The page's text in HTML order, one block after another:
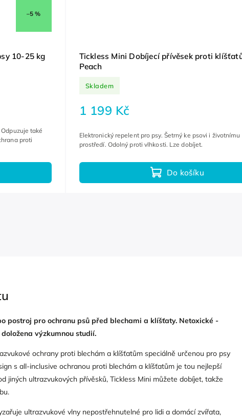
–5 %
10-25 kg
také
proti
Tickless Mini Dobíjecí přívěsek proti
Peach
Skladem
1 199 Kč
Do košíku
Elektronický repelent pro psy. Šetrný ke psovi i životnímu
prostředí. Odolný proti vlhkosti. Lze dobíjet.
postroj pro ochranu psů před blechami a klíšťaty. Netoxické -
výzkumnou studií.
ochrany proti blechám a klíšťatům speciálně určenou pro psy
s all-inclusive ochranou proti blechám a klíšťatům je tou nejlepší
jiných ultrazvukových přívěsků, Tickless Mini můžete dobíjet, takže
ultrazvukové vlny nepostřehnutelné pro lidi a domácí zvířata,